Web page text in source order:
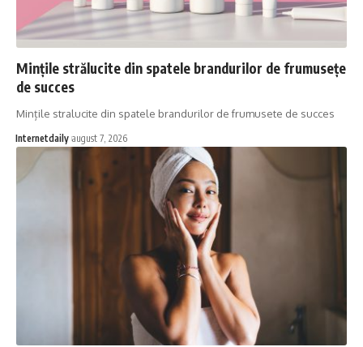
Mințile strălucite din spatele brandurilor de frumusețe
de succes
Mințile stralucite din spatele brandurilor de frumusete de succes
Internetdaily august 7, 2026